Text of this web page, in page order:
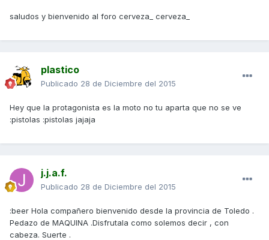
saludos y bienvenido al foro cerveza_ cerveza_
plastico
Publicado 28 de Diciembre del 2015
Hey que la protagonista es la moto no tu aparta que no se ve
:pistolas :pistolas jajaja
j.j.a.f.
Publicado 28 de Diciembre del 2015
:beer Hola compañero bienvenido desde la provincia de Toledo .
Pedazo de MAQUINA .Disfrutala como solemos decir , con
cabeza. Suerte .